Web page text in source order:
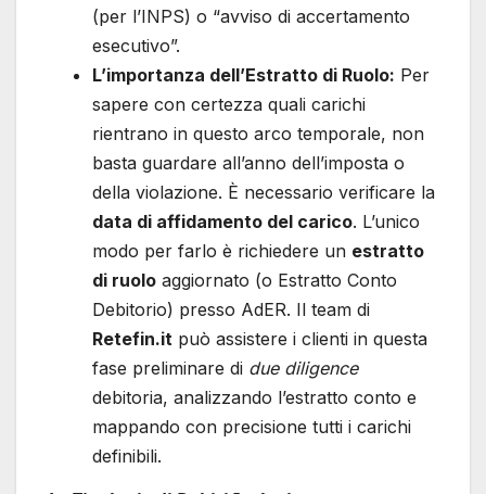
(per l’INPS) o “avviso di accertamento
esecutivo”.
L’importanza dell’Estratto di Ruolo: Per
sapere con certezza quali carichi
rientrano in questo arco temporale, non
basta guardare all’anno dell’imposta o
della violazione. È necessario verificare la
data di affidamento del carico. L’unico
modo per farlo è richiedere un estratto
di ruolo aggiornato (o Estratto Conto
Debitorio) presso AdER. Il team di
Retefin.it può assistere i clienti in questa
fase preliminare di due diligence
debitoria, analizzando l’estratto conto e
mappando con precisione tutti i carichi
definibili.